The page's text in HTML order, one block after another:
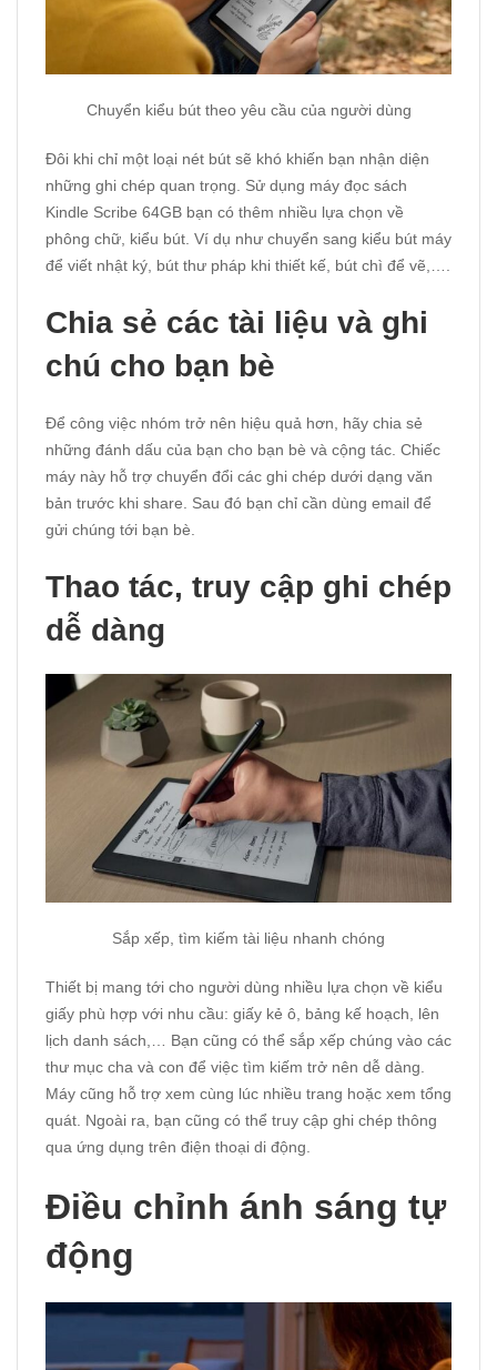
Chuyển kiểu bút theo yêu cầu của người dùng
Đôi khi chỉ một loại nét bút sẽ khó khiến bạn nhận diện
những ghi chép quan trọng. Sử dụng máy đọc sách
Kindle Scribe 64GB bạn có thêm nhiều lựa chọn về
phông chữ, kiểu bút. Ví dụ như chuyển sang kiểu bút máy
để viết nhật ký, bút thư pháp khi thiết kế, bút chì để vẽ,….
Chia sẻ các tài liệu và ghi
chú cho bạn bè
Để công việc nhóm trở nên hiệu quả hơn, hãy chia sẻ
những đánh dấu của bạn cho bạn bè và cộng tác. Chiếc
máy này hỗ trợ chuyển đổi các ghi chép dưới dạng văn
bản trước khi share. Sau đó bạn chỉ cần dùng email để
gửi chúng tới bạn bè.
Thao tác, truy cập ghi chép
dễ dàng
Sắp xếp, tìm kiếm tài liệu nhanh chóng
Thiết bị mang tới cho người dùng nhiều lựa chọn về kiểu
giấy phù hợp với nhu cầu: giấy kẻ ô, bảng kế hoạch, lên
lịch danh sách,… Bạn cũng có thể sắp xếp chúng vào các
thư mục cha và con để việc tìm kiếm trở nên dễ dàng.
Máy cũng hỗ trợ xem cùng lúc nhiều trang hoặc xem tổng
quát. Ngoài ra, bạn cũng có thể truy cập ghi chép thông
qua ứng dụng trên điện thoại di động.
Điều chỉnh ánh sáng tự
động